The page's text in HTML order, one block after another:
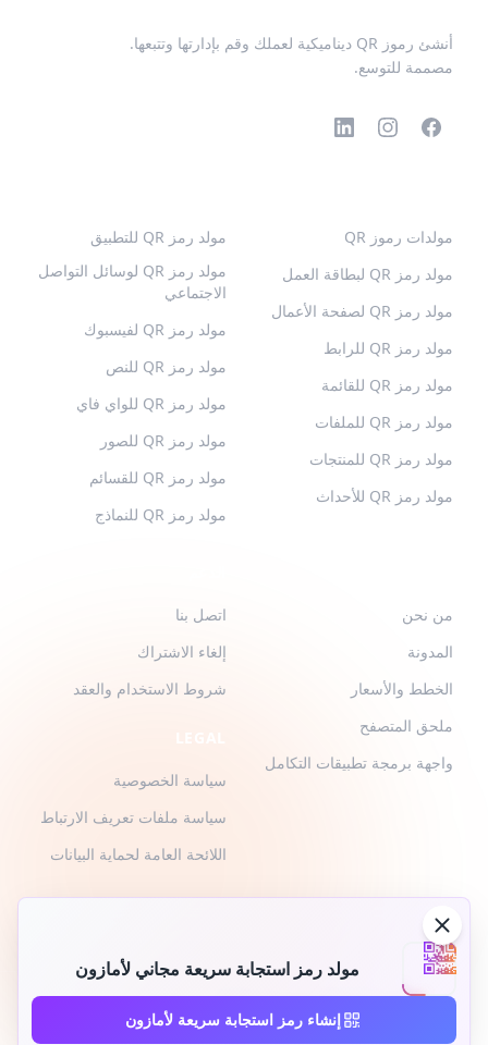
مولد رمز استجابة سريعة مجاني لأمازون
إنشاء رمز استجابة سريعة لأمازون
أنشئ رموز QR ديناميكية لعملك وقم بإدارتها وتتبعها.
مصممة للتوسع.
مولدات رموز QR
مولد رمز QR لبطاقة العمل
مولد رمز QR لصفحة الأعمال
مولد رمز QR للرابط
مولد رمز QR للقائمة
مولد رمز QR للملفات
مولد رمز QR للمنتجات
مولد رمز QR للأحداث
مولد رمز QR للتطبيق
مولد رمز QR لوسائل التواصل
الاجتماعي
مولد رمز QR لفيسبوك
مولد رمز QR للنص
مولد رمز QR للواي فاي
مولد رمز QR للصور
مولد رمز QR للقسائم
مولد رمز QR للنماذج
من نحن
المدونة
الخطط والأسعار
ملحق المتصفح
واجهة برمجة تطبيقات التكامل
اتصل بنا
إلغاء الاشتراك
شروط الاستخدام والعقد
سياسة الخصوصية
سياسة ملفات تعريف الارتباط
اللائحة العامة لحماية البيانات